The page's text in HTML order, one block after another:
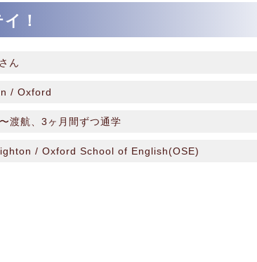
！
ん
/ Oxford
渡航、3ヶ月間ずつ通学
/ Oxford School of English(OSE)